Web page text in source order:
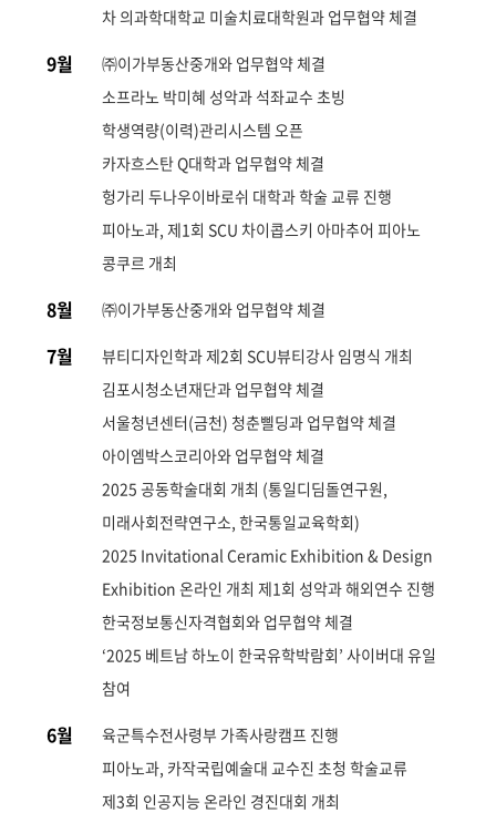
차 의과학대학교 미술치료대학원과 업무협약 체결
9월
㈜이가부동산중개와 업무협약 체결
소프라노 박미혜 성악과 석좌교수 초빙
학생역량(이력)관리시스템 오픈
카자흐스탄 Q대학과 업무협약 체결
헝가리 두나우이바로쉬 대학과 학술 교류 진행
피아노과, 제1회 SCU 차이콥스키 아마추어 피아노
콩쿠르 개최
8월 ㈜이가부동산중개와 업무협약 체결
7월
뷰티디자인학과 제2회 SCU뷰티강사 임명식 개최
김포시청소년재단과 업무협약 체결
서울청년센터(금천) 청춘삘딩과 업무협약 체결
아이엠박스코리아와 업무협약 체결
2025 공동학술대회 개최 (통일디딤돌연구원,
미래사회전략연구소, 한국통일교육학회)
2025 Invitational Ceramic Exhibition & Design
Exhibition 온라인 개최 제1회 성악과 해외연수 진행
한국정보통신자격협회와 업무협약 체결
‘2025 베트남 하노이 한국유학박람회’ 사이버대 유일
참여
6월
육군특수전사령부 가족사랑캠프 진행
피아노과, 카작국립예술대 교수진 초청 학술교류
제3회 인공지능 온라인 경진대회 개최